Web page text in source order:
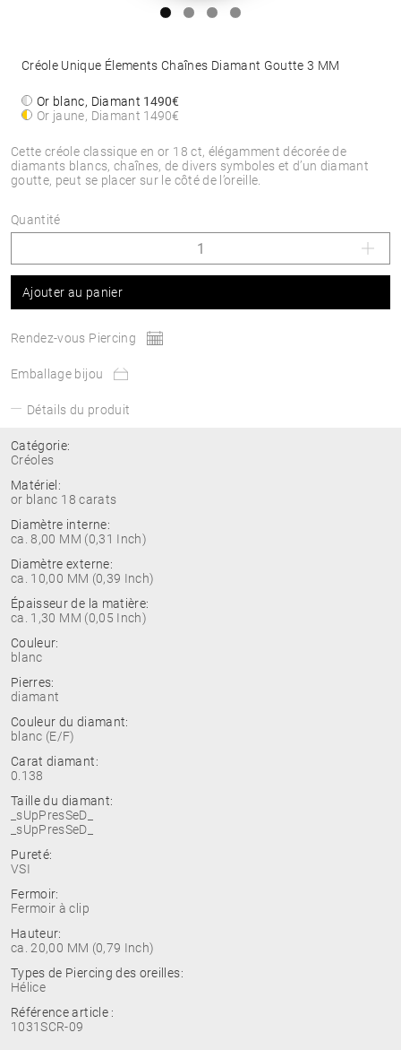
Cette créole classique en or 18 ct, élégamment décorée de
diamants blancs, chaînes, de divers symboles et d’un diamant
goutte, peut se placer sur le côté de l’oreille.
Créole Unique Élements Chaînes Diamant Goutte 3 MM
Or blanc, Diamant 1490€
Or jaune, Diamant 1490€
Quantité
Ajouter au panier
Rendez-vous Piercing
Emballage bijou
Détails du produit
Catégorie:
Créoles
Matériel:
or blanc 18 carats
Diamètre interne:
ca. 8,00 MM (0,31 Inch)
Diamètre externe:
ca. 10,00 MM (0,39 Inch)
Épaisseur de la matière:
ca. 1,30 MM (0,05 Inch)
Couleur:
blanc
Pierres:
diamant
Couleur du diamant:
blanc (E/F)
Carat diamant:
0.138
Taille du diamant:
_sUpPresSeD_
_sUpPresSeD_
Pureté:
VSI
Fermoir:
Fermoir à clip
Hauteur:
ca. 20,00 MM (0,79 Inch)
Types de Piercing des oreilles:
Hélice
Référence article :
1031SCR-09